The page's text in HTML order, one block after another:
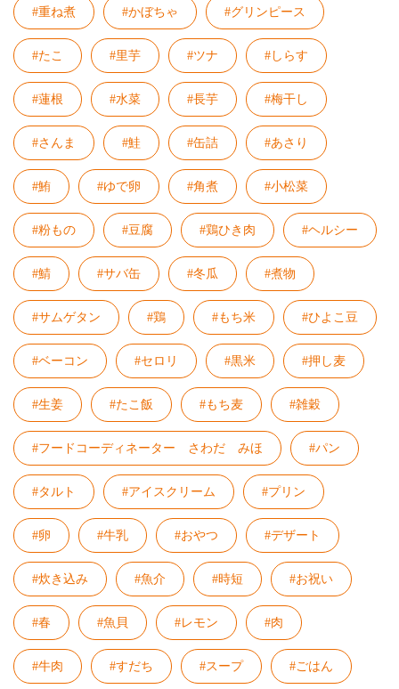
#重ね煮 #かぼちゃ #グリンピース
#たこ #里芋 #ツナ #しらす
#蓮根 #水菜 #長芋 #梅干し
#さんま #鮭 #缶詰 #あさり
#鮪 #ゆで卵 #角煮 #小松菜
#粉もの #豆腐 #鶏ひき肉 #ヘルシー
#鯖 #サバ缶 #冬瓜 #煮物
#サムゲタン #鶏 #もち米 #ひよこ豆
#ベーコン #セロリ #黒米 #押し麦
#生姜 #たこ飯 #もち麦 #雑穀
#フードコーディネーター さわだ みほ #パン
#タルト #アイスクリーム #プリン
#卵 #牛乳 #おやつ #デザート
#炊き込み #魚介 #時短 #お祝い
#春 #魚貝 #レモン #肉
#牛肉 #すだち #スープ #ごはん